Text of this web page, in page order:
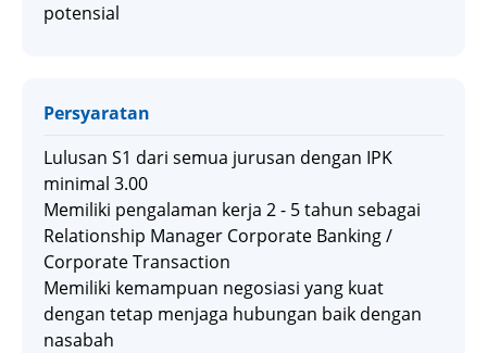
potensial
Persyaratan
Lulusan S1 dari semua jurusan dengan IPK
minimal 3.00
Memiliki pengalaman kerja 2 - 5 tahun sebagai
Relationship Manager Corporate Banking /
Corporate Transaction
Memiliki kemampuan negosiasi yang kuat
dengan tetap menjaga hubungan baik dengan
nasabah